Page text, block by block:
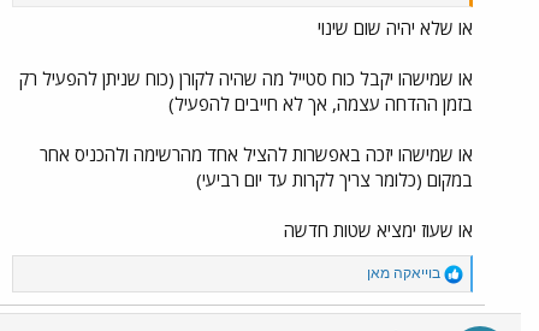
או שלא יהיה שום שינוי
או שמישהו יקבל כוח סטייל מה שהיה לקורן (כוח שניתן להפעיל רק
בזמן ההדחה עצמה, אך לא חייבים להפעיל)
או שמישהו יזכה באפשרות להציל אחד מהרשימה ולהכניס אחר
במקום (כלומר צריך לקרות עד יום רביעי)
או שעוז ימציא שטות חדשה
R
e
a
בוייאקה מאן